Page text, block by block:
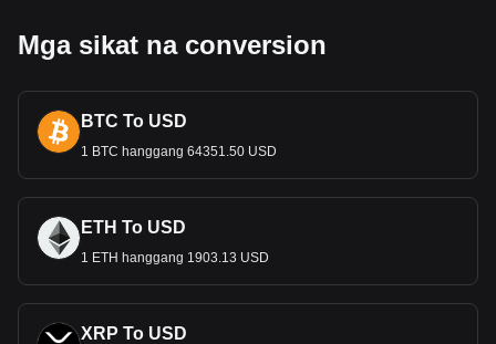
Mga sikat na conversion
BTC To USD
1 BTC hanggang 64351.50 USD
ETH To USD
1 ETH hanggang 1903.13 USD
XRP To USD